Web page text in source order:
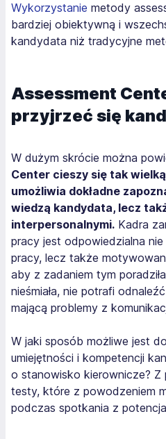
Wykorzystanie metody
bardziej obiektywną i
kandydata niż tradycyjne
Assessment
przyjrzeć się
W dużym skrócie można
Center cieszy się tak
umożliwia dokładne
wiedzą kandydata, lecz
interpersonalnymi. Kadra
pracy jest odpowiedzialna
pracy, lecz także
aby z zadaniem tym
nieśmiała, nie potrafi
mającą problemy z
W jaki sposób możliwe jest
umiejętności i kompetencji
o stanowisko kierownicze?
testy, które z powodzeniem
podczas spotkania z